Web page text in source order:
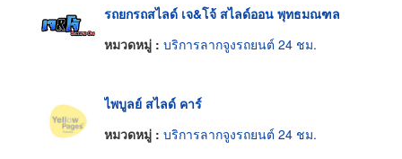
รถยกรถสไลด์ เจ&โจ้ สไลด์ออน พุทธมณฑล
หมวดหมู่ : บริการลากจูงรถยนต์ 24 ชม.
ไพบูลย์ สไลด์ คาร์
หมวดหมู่ : บริการลากจูงรถยนต์ 24 ชม.